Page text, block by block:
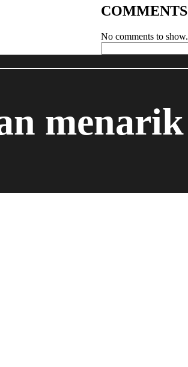
COMMENTS
No comments to show.
menarik